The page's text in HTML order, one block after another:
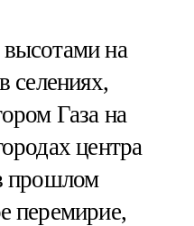
на
селениях,
Газа на
центра
прошлом
перемирие,